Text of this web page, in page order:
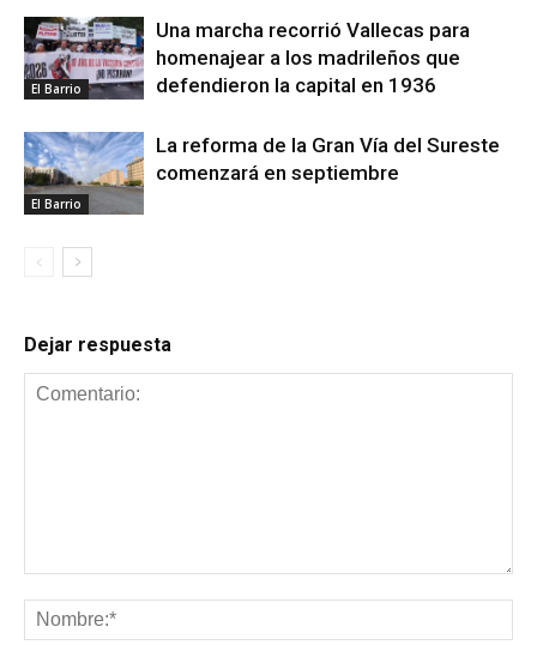
El Barrio
Una marcha recorrió Vallecas para
homenajear a los madrileños que
defendieron la capital en 1936
El Barrio
La reforma de la Gran Vía del Sureste
comenzará en septiembre
Dejar respuesta